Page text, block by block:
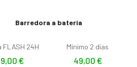
Barredora a batería
FLASH 24H
€
Mínimo 2 días
49,00 €